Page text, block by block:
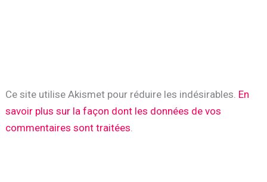
Ce site utilise Akismet pour réduire les indésirables. En
savoir plus sur la façon dont les données de vos
commentaires sont traitées.